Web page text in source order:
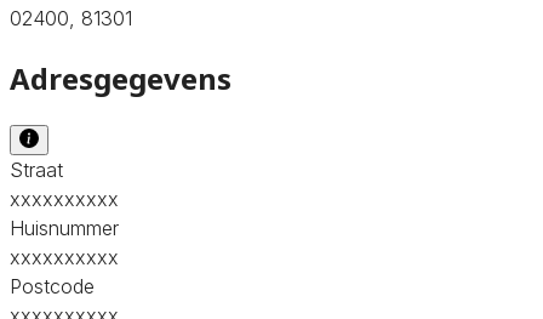
02400, 81301
Adresgegevens
Straat
xxxxxxxxxx
Huisnummer
xxxxxxxxxx
Postcode